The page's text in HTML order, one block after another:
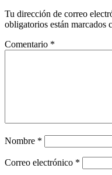
Tu dirección de correo
obligatorios están marcados
Comentario *
Nombre *
Correo electrónico *